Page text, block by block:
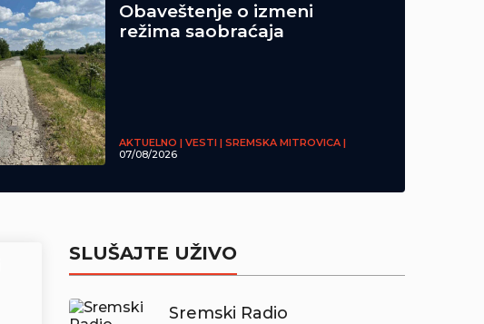
Obaveštenje o izmeni
režima saobraćaja
AKTUELNO | VESTI | SREMSKA MITROVICA |
07/08/2026
SLUŠAJTE UŽIVO
Sremski Radio